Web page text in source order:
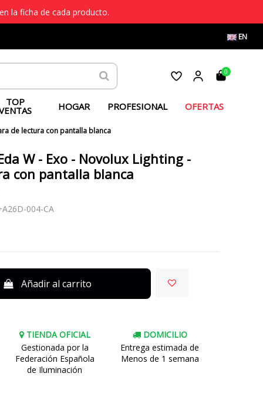
la ficha de cada producto.
EN
0
TOP HOGAR PROFESIONAL OFERTAS
de lectura con pantalla blanca
W - Exo - Novolux Lighting -
con pantalla blanca
004-CA
Añadir al carrito
TIENDA OFICIAL
Gestionada por la
Federación Española
de Iluminación
DOMICILIO
Entrega estimada de
Menos de 1 semana